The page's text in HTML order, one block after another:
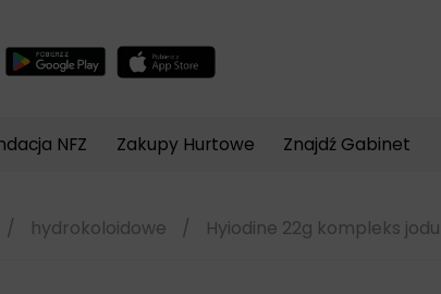
NFZ Zakupy Hurtowe Znajdź Gabinet
/ hydrokoloidowe / Hyiodine 22g kompleks